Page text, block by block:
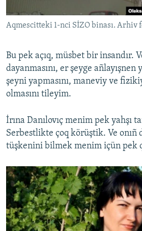
Aqmescitteki 1-nci SİZO binası. Arhiv
Bu pek açıq, müsbet bir insandır.
dayanmasını, er şeyge añlayışnen
şeyni yapmasını, maneviy ve
olmasını tileyim.
İrına Danılovıç menim pek yahşı
Serbestlikte çoq körüştik. Ve onıñ
tüşkenini bilmek menim içün pek